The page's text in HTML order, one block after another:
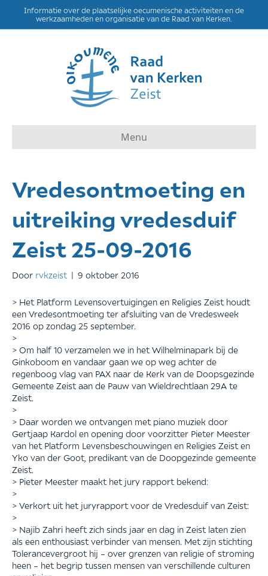
Informatie over de plaatselijke oecumenische activiteiten en de
werkzaamheden en organisatie van de Raad van Kerken.
Menu
Vredesontmoeting en
uitreiking vredesduif
Zeist 25-09-2016
Door rvkzeist | 9 oktober 2016
> Het Platform Levensovertuigingen en Religies Zeist houdt
een Vredesontmoeting ter afsluiting van de Vredesweek
2016 op zondag 25 september.
>
> Om half 10 verzamelen we in het Wilhelminapark bij de
Ginkoboom en vandaar gaan we op weg achter de
regenboog vlag van PAX naar de Kerk van de Doopsgezinde
Gemeente Zeist aan de Pauw van Wieldrechtlaan 29A te
Zeist.
>
> Daar worden we ontvangen met piano muziek door
Gertjaap Kardol en opening door voorzitter Pieter Meester
van het Platform Levensbeschouwingen en Religies Zeist en
Yko van der Goot, predikant van de Doopgezinde gemeente
Zeist.
> Pieter Meester maakt het jury rapport bekend:
>
> Verkort uit het juryrapport voor de Vredesduif van Zeist:
>
> Najib Zahri heeft zich sinds jaar en dag in Zeist laten zien
als een enthousiast verbinder van mensen. Met zijn stichting
Tolerancevergroot hij – over grenzen van religie of stroming
heen – het begrip tussen mensen van verschillende culturen